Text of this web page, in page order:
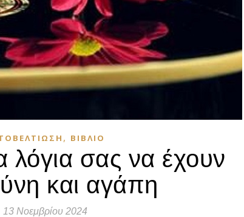
, ΒΙΒΛΊΟ
λόγια σας να έχουν
και αγάπη
13 Νοεμβρίου 2024